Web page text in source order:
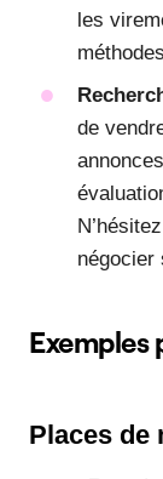
les
de
négocier
Exemples
Places de